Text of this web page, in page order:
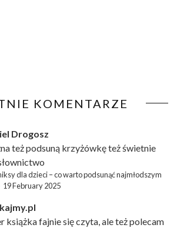
KOMENTARZE
Drogosz
też podsuną krzyżówkęteż świetnie
dla dzieci – co warto podsunąć najmłodszym
19 February 2025
książka fajnie się czyta, ale też polecam